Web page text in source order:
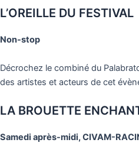
L’OREILLE DU FESTIVAL
Non-stop
Décrochez le combiné du
des artistes et acteurs de cet
LA BROUETTE
Samedi après-midi, CIVAM-